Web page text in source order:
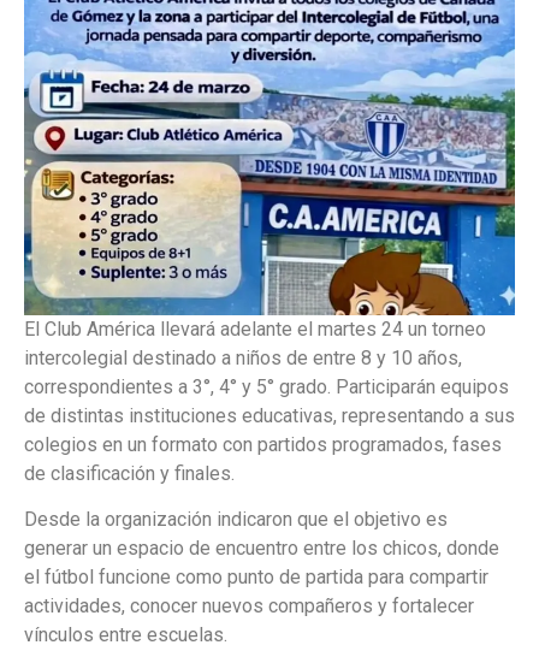
El Club América llevará adelante el martes 24 un torneo
intercolegial destinado a niños de entre 8 y 10 años,
correspondientes a 3°, 4° y 5° grado. Participarán equipos
de distintas instituciones educativas, representando a sus
colegios en un formato con partidos programados, fases
de clasificación y finales.
Desde la organización indicaron que el objetivo es
generar un espacio de encuentro entre los chicos, donde
el fútbol funcione como punto de partida para compartir
actividades, conocer nuevos compañeros y fortalecer
vínculos entre escuelas.